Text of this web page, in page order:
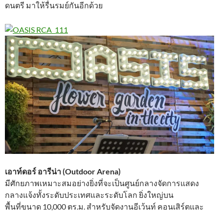
ดนตรี มาให้รื่นรมย์กันอีกด้วย
เอาท์ดอร์ อารีน่า (Outdoor Arena)
มีศักยภาพเหมาะสมอย่างยิ่งที่จะเป็นศูนย์กลางจัดการแสดง
กลางแจ้งทั้งระดับประเทศและระดับโลก ยิ่งใหญ่บน
พื้นที่ขนาด 10,000 ตร.ม. สำหรับจัดงานอีเว้นท์ คอนเสิร์ตและ